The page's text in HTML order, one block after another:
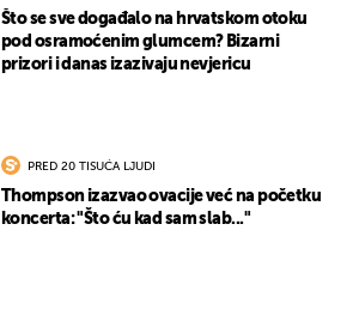
Što se sve događalo na hrvatskom otoku
pod osramoćenim glumcem? Bizarni
prizori i danas izazivaju nevjericu
PRED 20 TISUĆA LJUDI
Thompson izazvao ovacije već na početku
koncerta: "Što ću kad sam slab..."